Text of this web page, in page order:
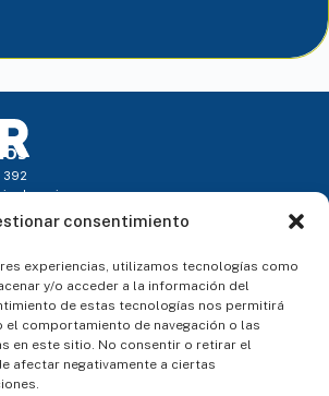
consentimiento
experiencias, utilizamos tecnologías como
y/o acceder a la información del
de estas tecnologías nos permitirá
comportamiento de navegación o las
en este sitio. No consentir o retirar el
afectar negativamente a ciertas
392
a V de 9h a 18h - Atención Presencial
la Mar 550, Miraflores, Lima. Oficina 503